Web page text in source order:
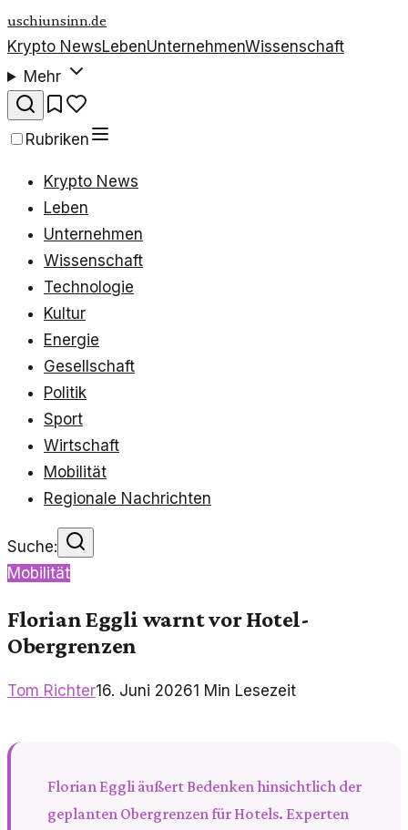
uschiunsinn.de
Krypto NewsLebenUnternehmenWissenschaft
Mehr
Rubriken
Krypto News
Leben
Unternehmen
Wissenschaft
Technologie
Kultur
Energie
Gesellschaft
Politik
Sport
Wirtschaft
Mobilität
Regionale Nachrichten
Suche:
Mobilität
Florian Eggli warnt vor Hotel-
Obergrenzen
Tom Richter16. Juni 20261 Min Lesezeit
Florian Eggli äußert Bedenken hinsichtlich der
geplanten Obergrenzen für Hotels. Experten